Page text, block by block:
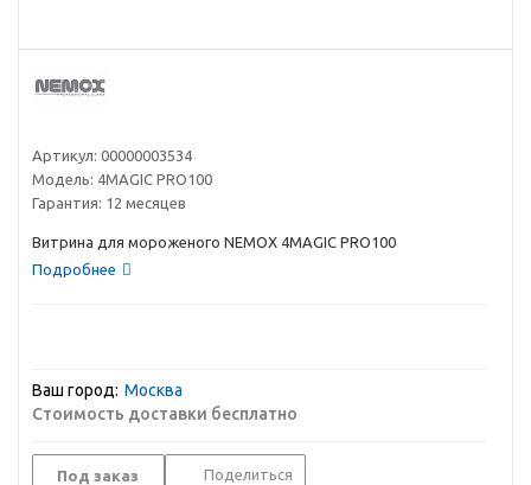
Артикул: 00000003534
Модель: 4MAGIC PRO100
Гарантия: 12 месяцев
Витрина для мороженого NEMOX 4MAGIC PRO100
Подробнее
Ваш город: Москва
Стоимость доставки бесплатно
Под заказ Поделиться